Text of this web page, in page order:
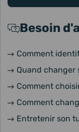
Besoin
Comment
Quand changer
Comment
Comment
Entretenir son